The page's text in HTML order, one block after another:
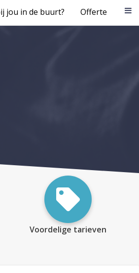
jou in de buurt? Offerte
Voordelige tarieven